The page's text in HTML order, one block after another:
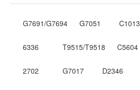
G7691/G7694 G7051 C1013
6336 T9515/T9518 C5604
2702 G7017 D2346